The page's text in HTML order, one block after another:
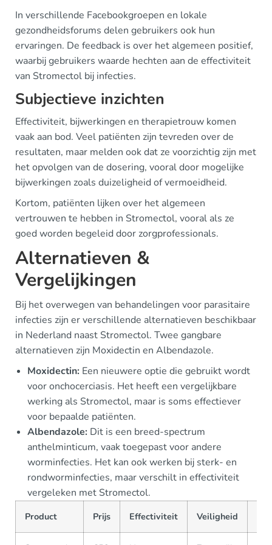
In verschillende Facebookgroepen en lokale
gezondheidsforums delen gebruikers ook hun
ervaringen. De feedback is over het algemeen positief,
waarbij gebruikers waarde hechten aan de effectiviteit
van Stromectol bij infecties.
Subjectieve inzichten
Effectiviteit, bijwerkingen en therapietrouw komen
vaak aan bod. Veel patiënten zijn tevreden over de
resultaten, maar melden ook dat ze voorzichtig zijn met
het opvolgen van de dosering, vooral door mogelijke
bijwerkingen zoals duizeligheid of vermoeidheid.
Kortom, patiënten lijken over het algemeen
vertrouwen te hebben in Stromectol, vooral als ze
goed worden begeleid door zorgprofessionals.
Alternatieven &
Vergelijkingen
Bij het overwegen van behandelingen voor parasitaire
infecties zijn er verschillende alternatieven beschikbaar
in Nederland naast Stromectol. Twee gangbare
alternatieven zijn Moxidectin en Albendazole.
Moxidectin: Een nieuwere optie die gebruikt wordt
voor onchocerciasis. Het heeft een vergelijkbare
werking als Stromectol, maar is soms effectiever
voor bepaalde patiënten.
Albendazole: Dit is een breed-spectrum
anthelminticum, vaak toegepast voor andere
worminfecties. Het kan ook werken bij sterk- en
rondworminfecties, maar verschilt in effectiviteit
vergeleken met Stromectol.
Product Prijs Effectiviteit Veiligheid